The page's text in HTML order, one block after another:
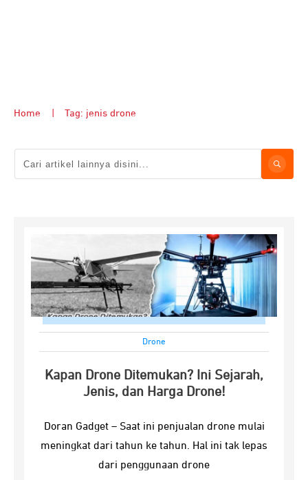
Home Tag: jenis drone
Drone
Kapan Drone Ditemukan? Ini Sejarah,
Jenis, dan Harga Drone!
Doran Gadget – Saat ini penjualan drone mulai
meningkat dari tahun ke tahun. Hal ini tak lepas
dari penggunaan drone